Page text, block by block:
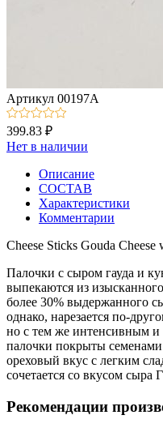
Артикул 00197А
399.83 ₽
Нет в наличии
Описание
СОСТАВ
Характеристики
Комментарии
Cheese Sticks Gouda Cheese
Палочки с сыром гауда и
выпекаются из
более 30% выдержанного
однако, нарезается по-
но с тем же интенсивным
палочки покрыты
ореховый вкус с легким
сочетается со вкусом сыра
Рекомендации